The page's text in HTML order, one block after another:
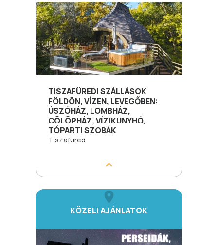
TISZAFÜREDI SZÁLLÁSOK
FÖLDÖN, VÍZEN, LEVEGŐBEN:
ÚSZÓHÁZ, LOMBHÁZ,
CÖLÖPHÁZ, VÍZIKUNYHÓ,
TÓPARTI SZOBÁK
Tiszafüred
KÖZELI AJÁNLATOK